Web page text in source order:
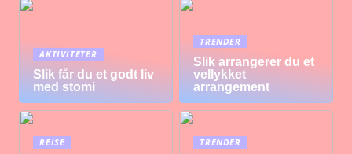
AKTIVITETER
Slik får du et godt liv
med stomi
TRENDER
Slik arrangerer du et
vellykket
arrangement
REISE TRENDER